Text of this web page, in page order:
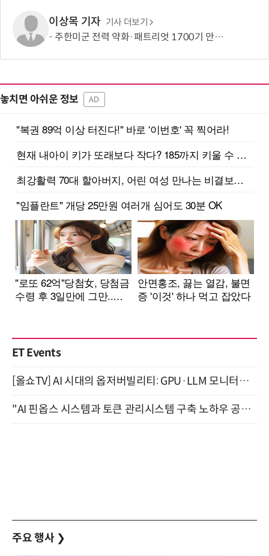
이상목 기자 기사 더보기
주한미군 전력 약화·패트리엇 1700기 안돼…“美, 中·러 대담한 행동, 韓·日 핵무장론 우려”
놓치면 아쉬운 정보 AD
ET Events
[올쇼TV] AI 시대의 옵저버빌리티: GPU·LLM 모니터링부터 AI 기반 장애 대응까지 (8/11 생방송)
"AI 핀옵스 시스템과 토큰 관리시스템 구축 노하우 공개" 잠실 한국광고문화회관 2층 대회의실 (8/21)
주요 행사 ❯